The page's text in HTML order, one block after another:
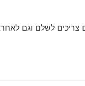
צריכים לשלם וגם